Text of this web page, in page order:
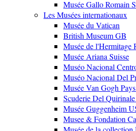
Musée Gallo Romain
Les Musées internationaux
Musée du Vatican
British Museum GB
Musée de l'Hermitage
Musée Ariana Suisse
Muséo Nacional
Muséo Nacional Del
Musée Van Gogh
Scuderie Del
Musée Guggenheim
Musee & Fondation